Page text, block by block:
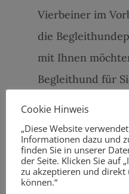
Vierbeiner im
die
mit Ihnen
Begleithund für
Sicherheit im
Gelassenheit
und Menschen
sozialverträgliche
Cookie Hinweis
„Diese Website
Informationen dazu und
finden Sie in unserer
der Seite. Klicken Sie auf
zu akzeptieren und direkt
können.“